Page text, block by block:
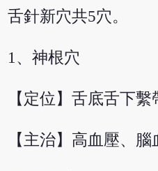
舌針新穴共5穴。
1、神根穴
【定位】舌底舌下繫
【主治】高血壓、